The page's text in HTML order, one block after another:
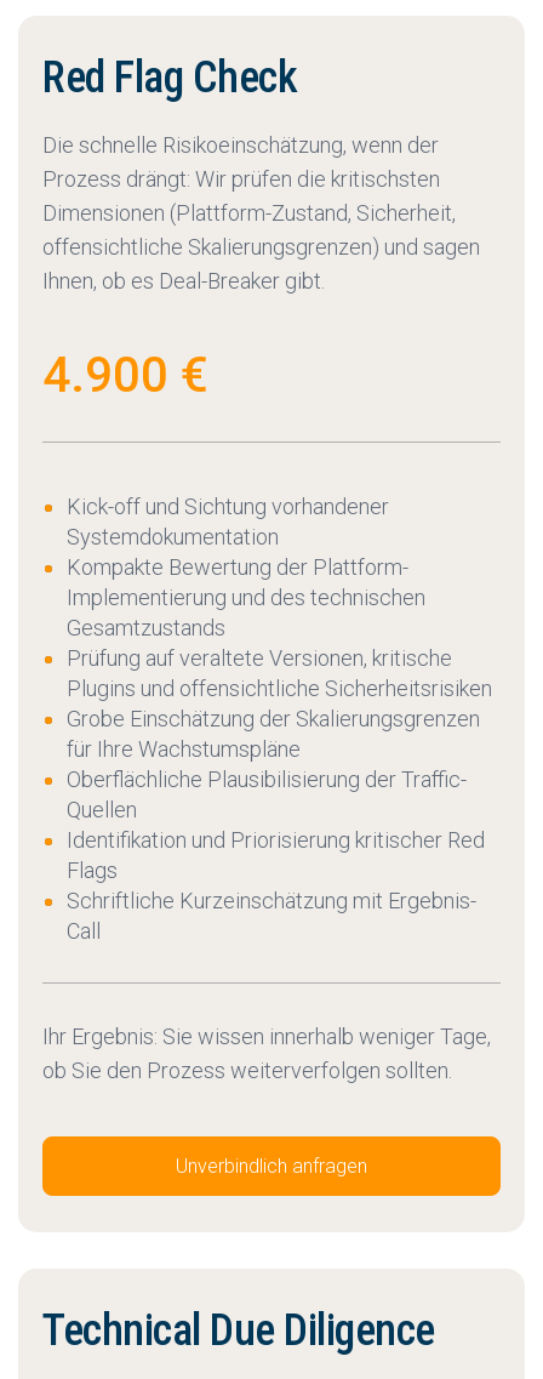
Red Flag Check
Die schnelle Risikoeinschätzung, wenn der
Prozess drängt: Wir prüfen die kritischsten
Dimensionen (Plattform-Zustand, Sicherheit,
offensichtliche Skalierungsgrenzen) und sagen
Ihnen, ob es Deal-Breaker gibt.
4.900 €
Kick-off und Sichtung vorhandener
Systemdokumentation
Kompakte Bewertung der Plattform-
Implementierung und des technischen
Gesamtzustands
Prüfung auf veraltete Versionen, kritische
Plugins und offensichtliche Sicherheitsrisiken
Grobe Einschätzung der Skalierungsgrenzen
für Ihre Wachstumspläne
Oberflächliche Plausibilisierung der Traffic-
Quellen
Identifikation und Priorisierung kritischer Red
Flags
Schriftliche Kurzeinschätzung mit Ergebnis-
Call
Ihr Ergebnis: Sie wissen innerhalb weniger Tage,
ob Sie den Prozess weiterverfolgen sollten.
Unverbindlich anfragen
Technical Due Diligence